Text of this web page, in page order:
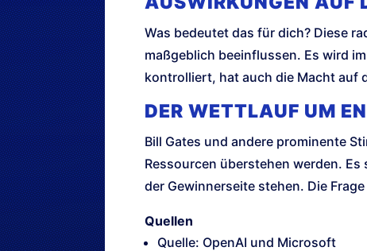
Was bedeutet das für dich? Diese
maßgeblich beeinflussen. Es wird
kontrolliert, hat auch die Macht auf
DER WETTLAUF UM
Bill Gates und andere prominente
Ressourcen überstehen werden.
der Gewinnerseite stehen. Die
Quellen
Quelle: OpenAI und Microsoft